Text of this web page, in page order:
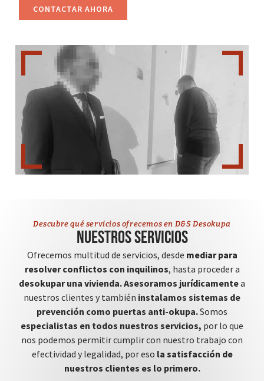
CONTACTAR AHORA
Descubre qué servicios ofrecemos en D&S Desokupa
Nuestros servicios
Ofrecemos multitud de servicios, desde mediar para
resolver conflictos con inquilinos, hasta proceder a
desokupar una vivienda.Asesoramos jurídicamentea
nuestros clientes y también instalamos sistemas de
prevención como puertas anti-okupa.Somos
especialistas en todos nuestros servicios, por lo que
nos podemos permitir cumplir con nuestro trabajo con
efectividad y legalidad, por eso la satisfacción de
nuestros clientes es lo primero.